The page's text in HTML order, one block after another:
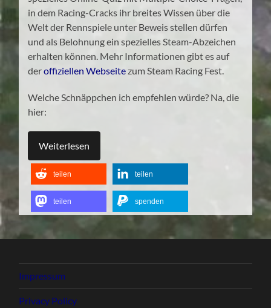
in dem Racing-Cracks ihr breites Wissen über die
Welt der Rennspiele unter Beweis stellen dürfen
und als Belohnung ein spezielles Steam-Abzeichen
erhalten können. Mehr Informationen gibt es auf
deroffiziellen Webseitezum Steam Racing Fest.
Welche Schnäppchen ich empfehlen würde? Na, die
hier:
Weiterlesen
teilen teilen
teilen spenden
Impressum
Privacy Policy